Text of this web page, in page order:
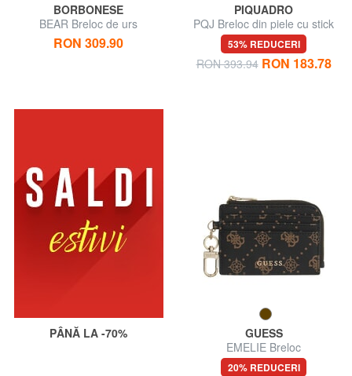
BORBONESE
BEAR Breloc de urs
RON 309.90
PIQUADRO
PQJ Breloc din piele cu stick
USB
53% REDUCERI
RON 393.94 RON 183.78
PÂNĂ LA -70%
GUESS
EMELIE Breloc
20% REDUCERI